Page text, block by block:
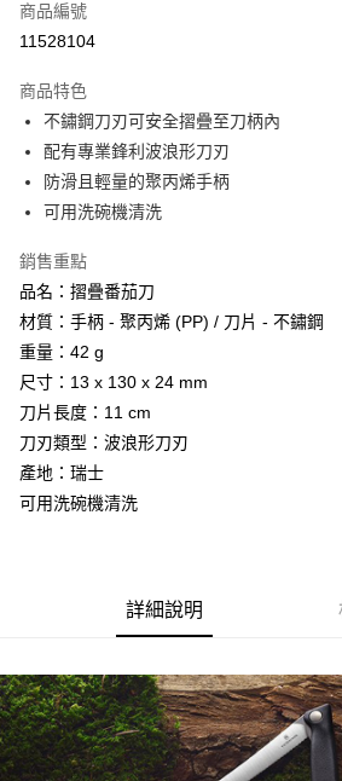
Apple Pay
悠遊付
Google Pay
全盈+PAY
相關說明
【關於「AFTEE先享後付」】
AFTEE先享後付是「在收到商品之後才付款」的
１．簡單：不需註冊會員、不需綁卡、不需儲值。
２．便利：只要手機號碼，簡訊認證，即可結帳。
３．安心：先確認商品／服務後，再付款。
【「AFTEE先享後付」結帳流程】
１．於結帳方式選擇「AFTEE先享後付」後，將
２．訂單成立數日內，您將收到繳費通知簡訊。
購買商品的店家。未經商家同意取消之訂單仍視
後付繳納相關費用。
※ 交易是否成功請以「AFTEE先享後付 」之結
客戶支援中心」https://
【注意事項】
１．透過由恩沛科技股份有限公司提供之「
易，需依本服務之必要範圍內提供個人資料，並
ATM付款
貨到付款
運送方式
全家取貨付款
每筆NT$60，滿NT$499(含以上)免運費
每筆NT$100，滿NT$799(含以上)免運費
付款後門市自取
免運費
貨到付款
商品編號
11528104
商品特色
不鏽鋼刀刃可安全摺疊至刀柄內
配有專業鋒利波浪形刀刃
防滑且輕量的聚丙烯手柄
可用洗碗機清洗
銷售重點
品名：摺疊番茄刀
材質：手柄 - 聚丙烯 (PP) / 刀片 - 不鏽鋼
重量：42 g
尺寸：13 x 130 x 24 mm
刀片長度：11 cm
刀刃類型：波浪形刀刃
產地：瑞士
可用洗碗機清洗
詳細說明